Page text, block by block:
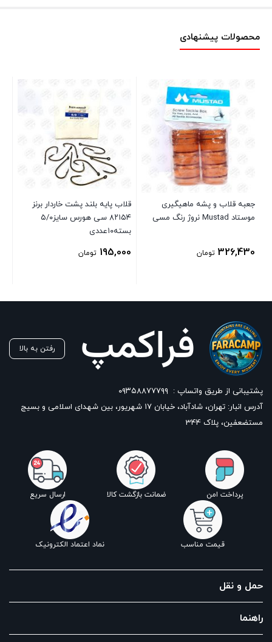
محصولات پیشنهادی
جعبه قلاب و پشه ماهیگیری
موستاد Mustad نروژ رنگ مسی
326,430 تومان
قلاب پایه بلند پشت خاردار برنز
۸۲۱۵۴ سی هورس سایز۵/۰
بسته۱۰عددی
195,000 تومان
رفتن به بالا
پشتیبانی از طریق واتساپ : ۰۹۳۵۸۸۷۷۷۹۹
آدرس انبار: تهران، شادآباد، خیابان ١٧ شهریور، بین شهدای اسلامی و بسیج
مستضعفین، پلاک 344
پرداخت امن ضمانت بازگشت کالا ارسال سریع
قیمت مناسب نماد اعتماد الکترونیک
حمل و نقل
راهنما